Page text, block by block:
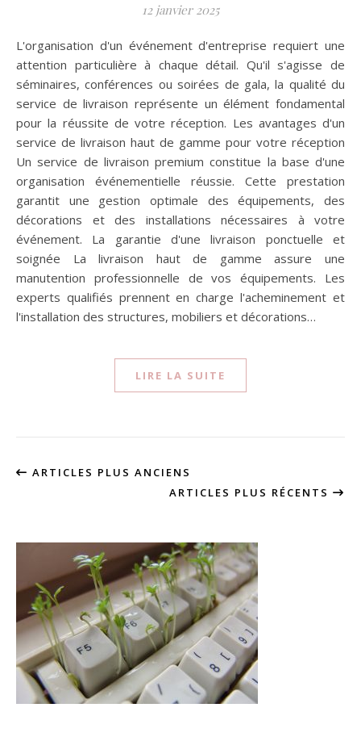
12 janvier 2025
L'organisation d'un événement d'entreprise requiert une
attention particulière à chaque détail. Qu'il s'agisse de
séminaires, conférences ou soirées de gala, la qualité du
service de livraison représente un élément fondamental
pour la réussite de votre réception. Les avantages d'un
service de livraison haut de gamme pour votre réception
Un service de livraison premium constitue la base d'une
organisation événementielle réussie. Cette prestation
garantit une gestion optimale des équipements, des
décorations et des installations nécessaires à votre
événement. La garantie d'une livraison ponctuelle et
soignée La livraison haut de gamme assure une
manutention professionnelle de vos équipements. Les
experts qualifiés prennent en charge l'acheminement et
l'installation des structures, mobiliers et décorations…
LIRE LA SUITE
ARTICLES PLUS ANCIENS
ARTICLES PLUS RÉCENTS